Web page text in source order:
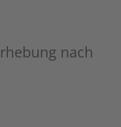
nach